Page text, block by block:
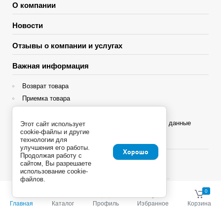
О компании
Новости
Отзывы о компании и услугах
Важная информация
Возврат товара
Приемка товара
Политика конфиденциальности и персональные данные
Яндекс Сплит
Главная Каталог Профиль Избранное
0
Корзина
Этот сайт использует
cookie-файлы и другие
технологии для
улучшения его работы.
Продолжая работу с
сайтом, Вы разрешаете
использование cookie-
файлов.
Хорошо